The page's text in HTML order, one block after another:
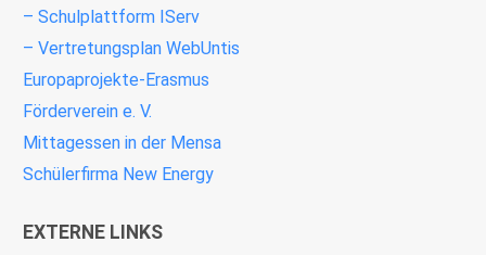
– Schulplattform IServ
– Vertretungsplan WebUntis
Europaprojekte-Erasmus
Förderverein e. V.
Mittagessen in der Mensa
Schülerfirma New Energy
EXTERNE LINKS